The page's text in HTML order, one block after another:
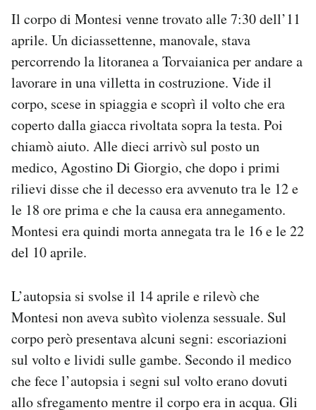
Il corpo di Montesi venne trovato alle 7:30 dell’11
aprile. Un diciassettenne, manovale, stava
percorrendo la litoranea a Torvaianica per andare a
lavorare in una villetta in costruzione. Vide il
corpo, scese in spiaggia e scoprì il volto che era
coperto dalla giacca rivoltata sopra la testa. Poi
chiamò aiuto. Alle dieci arrivò sul posto un
medico, Agostino Di Giorgio, che dopo i primi
rilievi disse che il decesso era avvenuto tra le 12 e
le 18 ore prima e che la causa era annegamento.
Montesi era quindi morta annegata tra le 16 e le 22
del 10 aprile.
L’autopsia si svolse il 14 aprile e rilevò che
Montesi non aveva subìto violenza sessuale. Sul
corpo però presentava alcuni segni: escoriazioni
sul volto e lividi sulle gambe. Secondo il medico
che fece l’autopsia i segni sul volto erano dovuti
allo sfregamento mentre il corpo era in acqua. Gli